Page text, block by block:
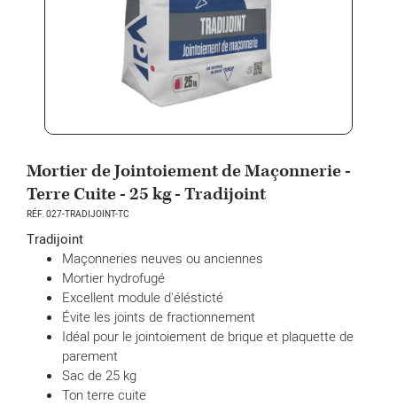
Mortier de Jointoiement de Maçonnerie -
Terre Cuite - 25 kg - Tradijoint
RÉF. 027-TRADIJOINT-TC
Tradijoint
Maçonneries neuves ou anciennes
Mortier hydrofugé
Excellent module d'élésticté
Évite les joints de fractionnement
Idéal pour le jointoiement de brique et plaquette de
parement
Sac de 25 kg
Ton terre cuite